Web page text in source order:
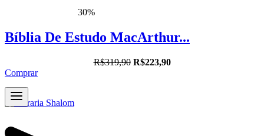
30%
Bíblia De Estudo MacArthur...
R$319,90 R$223,90
Comprar